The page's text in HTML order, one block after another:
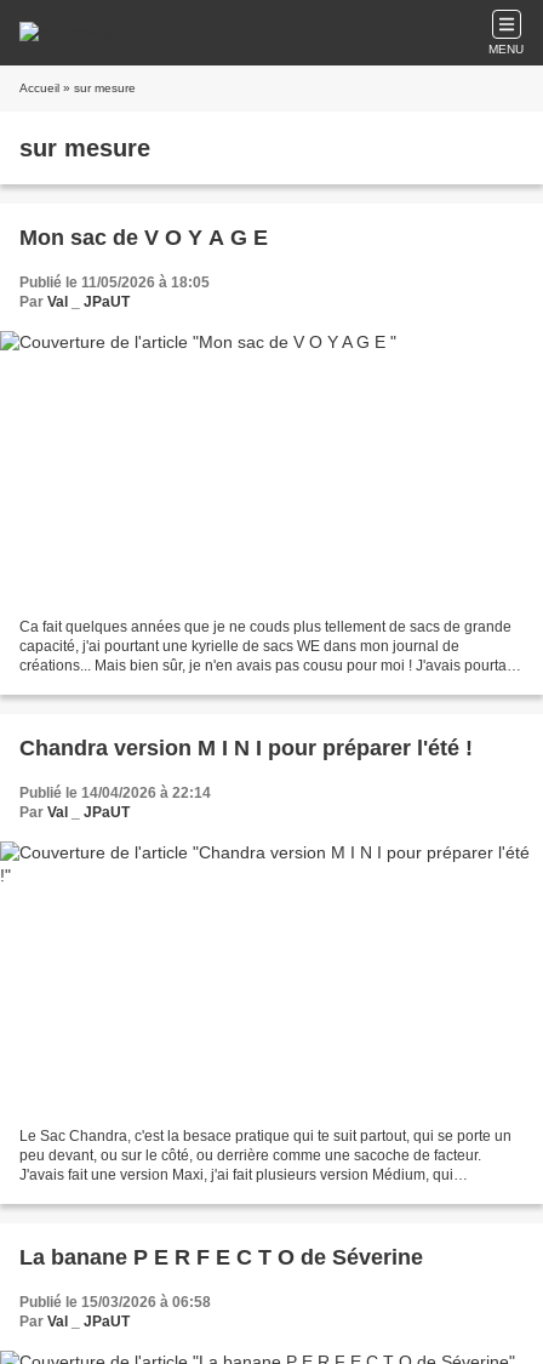
MENU
Accueil » sur mesure
sur mesure
Mon sac de V O Y A G E
Publié le 11/05/2026 à 18:05
Par Val _ JPaUT
Ca fait quelques années que je ne couds plus tellement de sacs de grande
capacité, j'ai pourtant une kyrielle de sacs WE dans mon journal de
créations... Mais bien sûr, je n'en avais pas cousu pour moi ! J'avais pourtant
Chandra version M I N I pour préparer l'été !
Publié le 14/04/2026 à 22:14
Par Val _ JPaUT
Le Sac Chandra, c'est la besace pratique qui te suit partout, qui se porte un
peu devant, ou sur le côté, ou derrière comme une sacoche de facteur.
J'avais fait une version Maxi, j'ai fait plusieurs version Médium, qui
La banane P E R F E C T O de Séverine
Publié le 15/03/2026 à 06:58
Par Val _ JPaUT